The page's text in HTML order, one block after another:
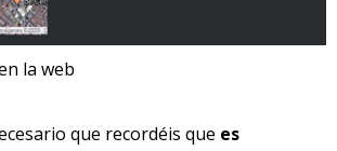
la web
que recordéis que es